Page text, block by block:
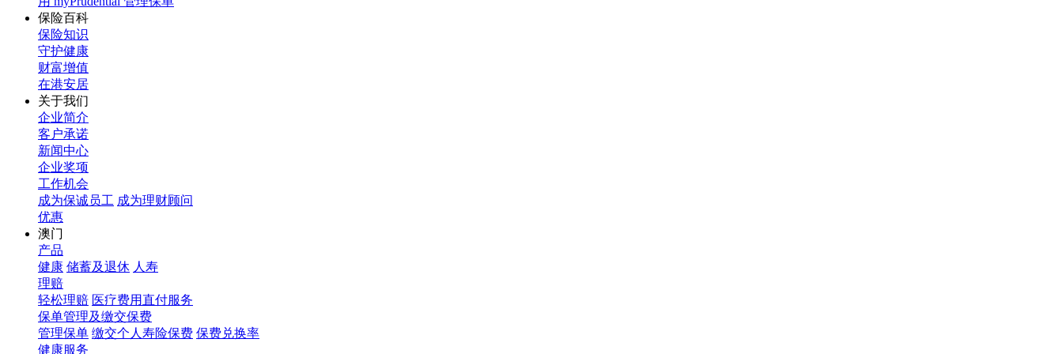
保险百科
保险知识
守护健康
财富增值
在港安居
关于我们
企业简介
客户承诺
新闻中心
企业奖项
工作机会
成为保诚员工 成为理财顾问
优惠
澳门
产品
健康 储蓄及退休 人寿
理赔
轻松理赔 医疗费用直付服务
保单管理及缴交保费
管理保单 缴交个人寿险保费 保费兑换率
健康服务